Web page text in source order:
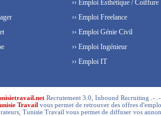
›› Emploi Esthétique / Coiffure
›› Emploi Freelance
›› Emploi Génie Civil
›› Emploi Ingénieur
›› Emploi IT
Recrutement 3.0, Inbound Recruiting .-
Travail vous permet de retrouver des offres
Tunisie Travail vous permet de diffuser vos